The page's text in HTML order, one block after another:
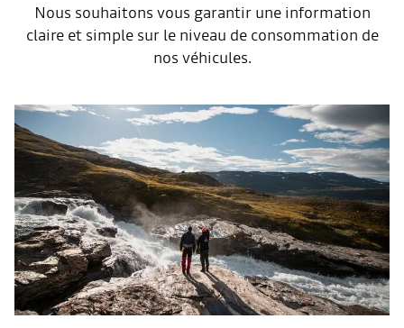
Nous souhaitons vous garantir une information
claire et simple sur le niveau de consommation de
nos véhicules.